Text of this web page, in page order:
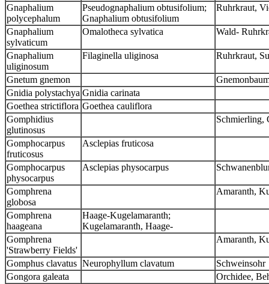
Gnaphalium
polycephalum
Pseudognaphalium obtusifolium;
Gnaphalium obtusifolium
Ruhrkraut,
Gnaphalium
sylvaticum
Omalotheca sylvatica Wald-
Gnaphalium
uliginosum
Filaginella uliginosa Ruhrkraut,
Gnetum gnemon
Gnidia polystachya Gnidia carinata
Goethea strictiflora Goethea cauliflora
Gomphidius
glutinosus
Schmierling,
Gomphocarpus
fruticosus
Asclepias fruticosa
Gomphocarpus
physocarpus
Asclepias physocarpus
Gomphrena
globosa
Amaranth,
Gomphrena
haageana
Haage-Kugelamaranth;
Kugelamaranth, Haage-
Gomphrena
'Strawberry Fields'
Amaranth,
Gomphus clavatus Neurophyllum clavatum
Schweinsohr
Gongora galeata
Orchidee,